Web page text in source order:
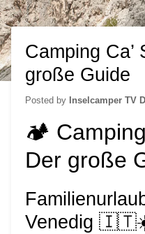
Camping Ca’
große Guide
Posted by Inselcamper TV
🏕️ Camping
Der große
Venedig